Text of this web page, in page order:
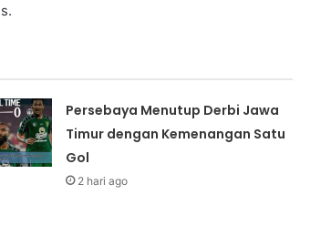
Persebaya Menutup Derbi Jawa
Timur dengan Kemenangan Satu
Gol
2 hari ago